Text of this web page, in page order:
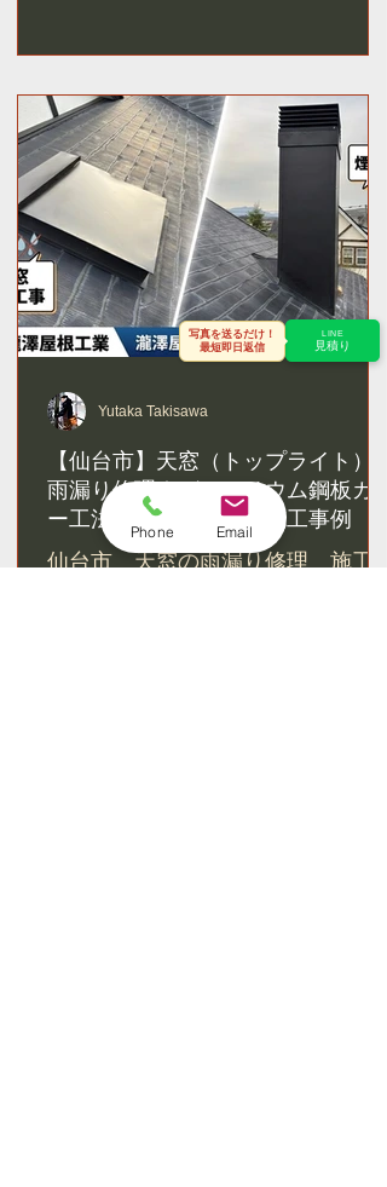
【仙台市】天窓（トップライト）の
雨漏り修理｜ガルバリウム鋼板カバ
ー工法で根本解決した施工事例
仙台市 天窓の雨漏り修理 施工事
Yutaka Takisawa
Phone Email
写真を送るだけ！
最短即日返信
LINE
見積り